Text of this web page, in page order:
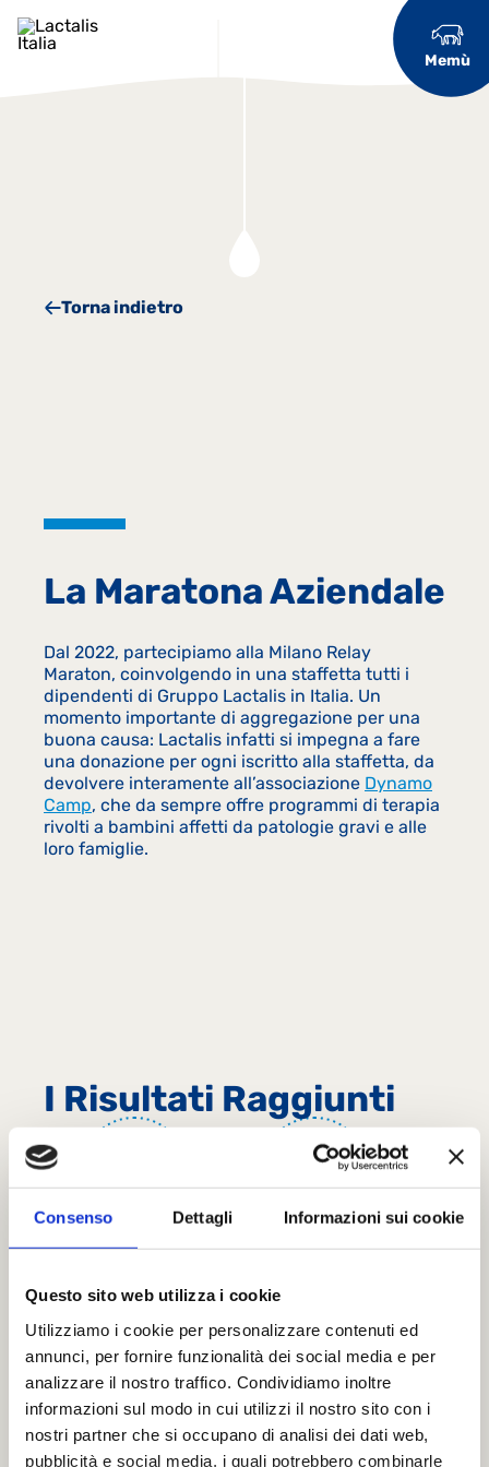
Consenso Dettagli Informazioni sui cookie
Questo sito web utilizza i cookie
Utilizziamo i cookie per personalizzare contenuti ed
annunci, per fornire funzionalità dei social media e per
analizzare il nostro traffico. Condividiamo inoltre
informazioni sul modo in cui utilizzi il nostro sito con i
nostri partner che si occupano di analisi dei dati web,
pubblicità e social media, i quali potrebbero combinarle
Memù
Torna indietro
La Maratona Aziendale
Dal 2022, partecipiamo alla Milano Relay
Maraton, coinvolgendo in una staffetta tutti i
dipendenti di Gruppo Lactalis in Italia. Un
momento importante di aggregazione per una
buona causa: Lactalis infatti si impegna a fare
una donazione per ogni iscritto alla staffetta, da
devolvere interamente all’associazione Dynamo
Camp, che da sempre offre programmi di terapia
rivolti a bambini affetti da patologie gravi e alle
loro famiglie.
I Risultati Raggiunti
48
I DIPENDENTI LACTALIS
CHE HANNO CORSO LA
50
I CHILOMETRI PERCORSI
12
LE STAFFETTE